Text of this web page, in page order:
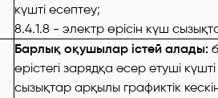
күшті есептеу;
8.4.1.8 - электр өрісін күш
Барлық оқушылар істей алады:
өрістегі зарядқа әсер етуші
сызықтар арқылы графиктік